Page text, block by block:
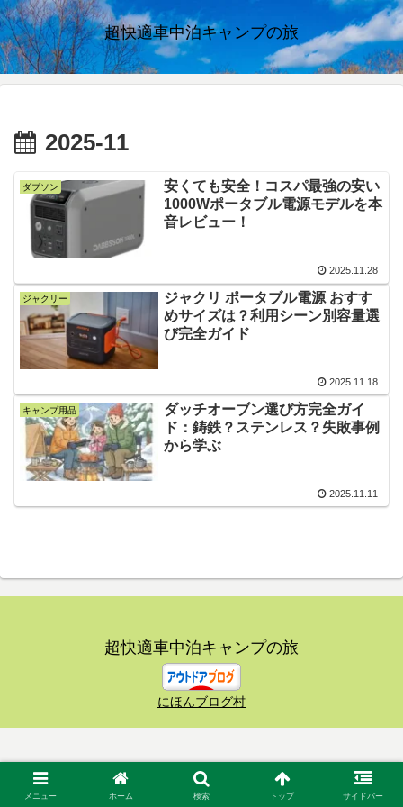
超快適車中泊キャンプの旅
2025-11
ダブソン
安くても安全！コスパ最強の安い
1000Wポータブル電源モデルを本
音レビュー！
2025.11.28
ジャクリー
ジャクリ ポータブル電源 おすす
めサイズは？利用シーン別容量選
び完全ガイド
2025.11.18
キャンプ用品
ダッチオーブン選び方完全ガイ
ド：鋳鉄？ステンレス？失敗事例
から学ぶ
2025.11.11
超快適車中泊キャンプの旅
にほんブログ村
メニュー ホーム 検索 トップ サイドバー